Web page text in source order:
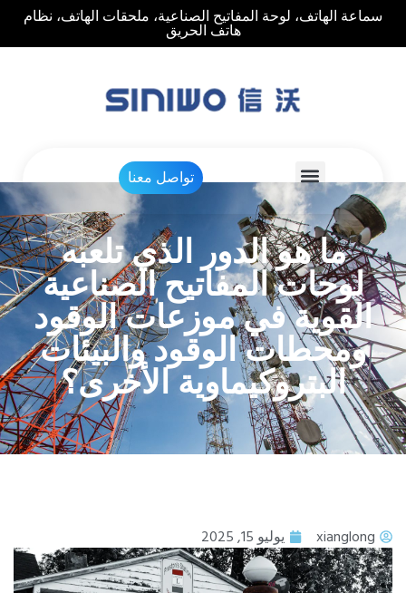
سماعة الهاتف، لوحة المفاتيح الصناعية، ملحقات الهاتف، نظام
هاتف الحريق
تواصل معنا
ما هو الدور الذي تلعبه
لوحات المفاتيح الصناعية
القوية في موزعات الوقود
ومحطات الوقود والبيئات
البتروكيماوية الأخرى؟
xianglong يوليو 15, 2025